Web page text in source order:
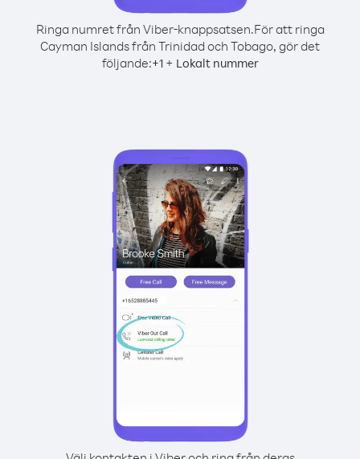
Ringa numret från Viber-knappsatsen.För att ringa
Cayman Islands från Trinidad och Tobago, gör det
följande:+1+ Lokalt nummer